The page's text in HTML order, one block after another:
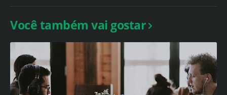
Você também vai gostar